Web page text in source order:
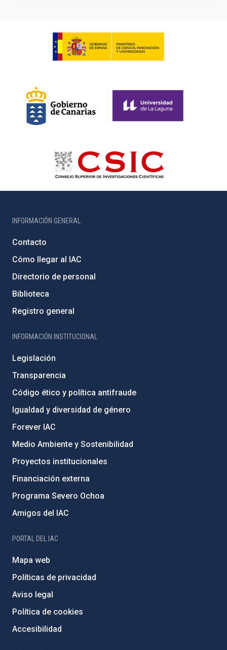
INFORMACIÓN GENERAL
Contacto
Cómo llegar al IAC
Directorio de personal
Biblioteca
Registro general
INFORMACIÓN INSTITUCIONAL
Legislación
Transparencia
Código ético y política antifraude
Igualdad y diversidad de género
Forever IAC
Medio Ambiente y Sostenibilidad
Proyectos institucionales
Financiación externa
Programa Severo Ochoa
Amigos del IAC
PORTAL DEL IAC
Mapa web
Políticas de privacidad
Aviso legal
Política de cookies
Accesibilidad